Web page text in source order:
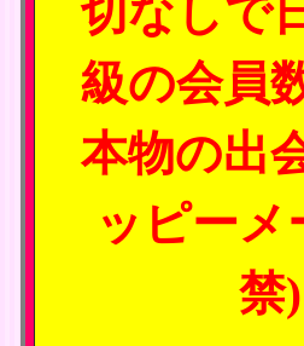
切なしで
級の会員
本物の出
ッピーメ
禁)